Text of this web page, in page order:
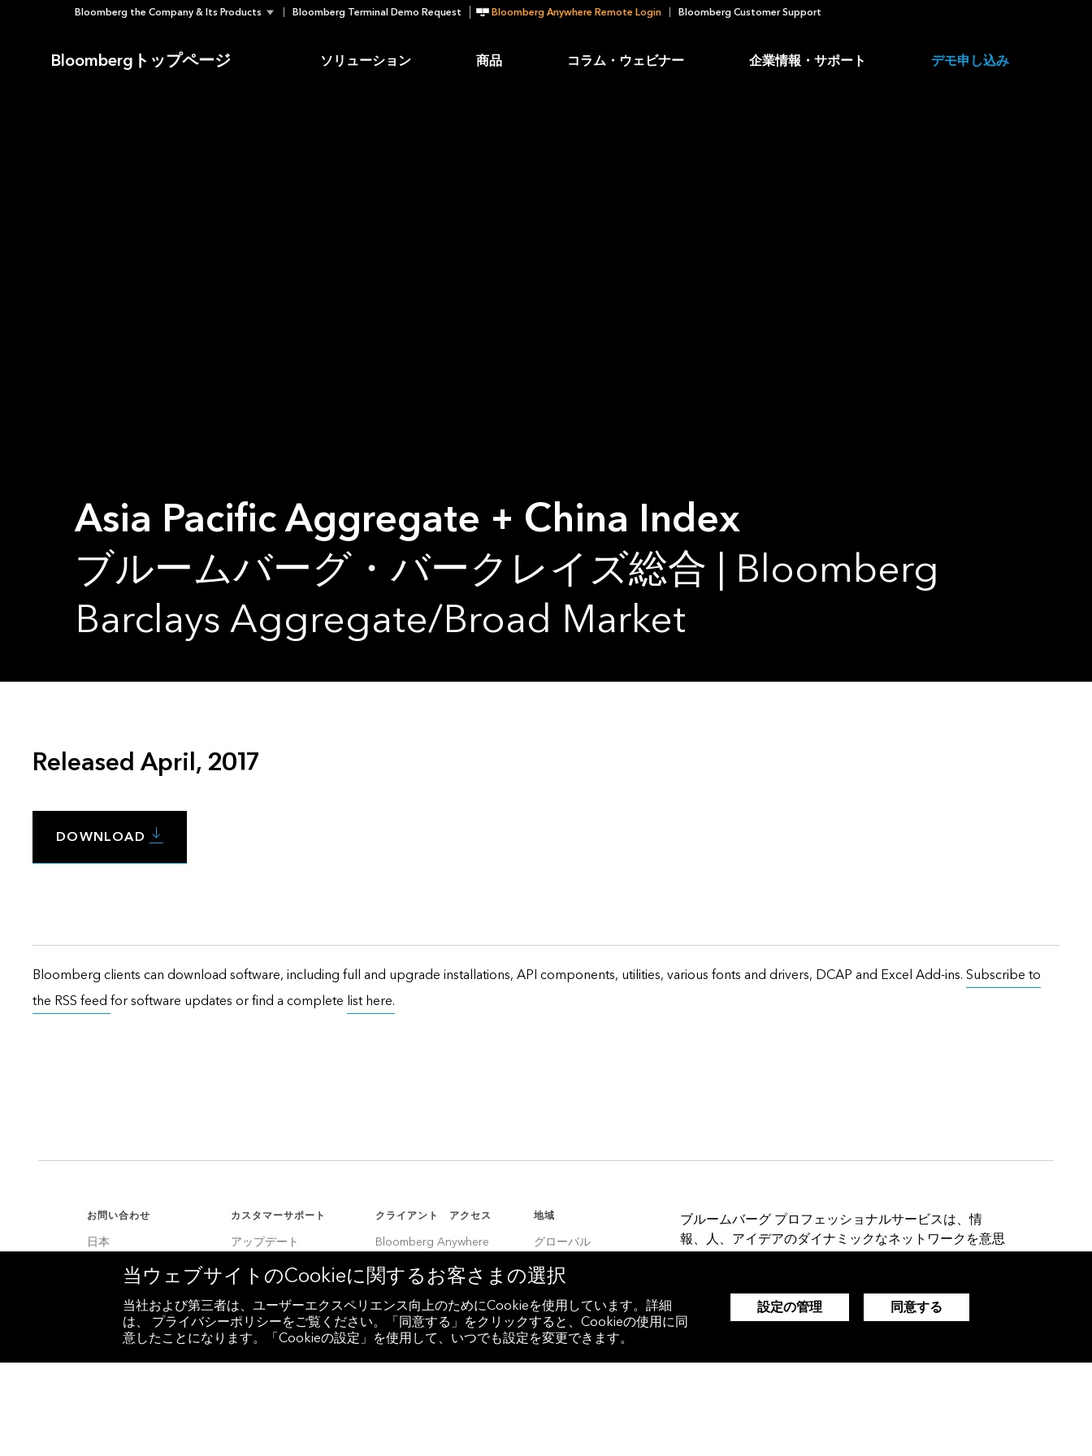
Bloomberg the Company & Its Products Bloomberg Terminal Demo Request Bloomberg Anywhere Remote Login Bloomberg Customer Support
Bloombergトップページ ソリューション 商品 コラム・ウェビナー 企業情報・サポート デモ申し込み
Asia Pacific Aggregate + China Index
ブルームバーグ・バークレイズ総合 | Bloomberg
Barclays Aggregate/Broad Market
Released April, 2017
DOWNLOAD
Bloomberg clients can download software, including full and upgrade installations, API components, utilities, various fonts and drivers, DCAP and Excel Add-ins. Subscribe to
the RSS feed for software updates or find a complete list here.
お問い合わせ
日本
+1 212 318 2000
ヨーロッパ
+44 20 7330 7500
カスタマーサポート
アップデート
カスタマーサポート
サービスセンター
クライアント アクセス
Bloomberg Anywhere
Bloomberg Vault
Entity Exchange
地域
グローバル
韓国
中国
インド
ブルームバーグ プロフェッショナルサービスは、情
報、人、アイデアのダイナミックなネットワークを意思
決定者に提供します。
デモをリクエストする
当ウェブサイトのCookieに関するお客さまの選択
当社および第三者は、ユーザーエクスペリエンス向上のためにCookieを使用しています。詳細
は、 プライバシーポリシーをご覧ください。「同意する」をクリックすると、Cookieの使用に同
意したことになります。「Cookieの設定」を使用して、いつでも設定を変更できます。
設定の管理 同意する